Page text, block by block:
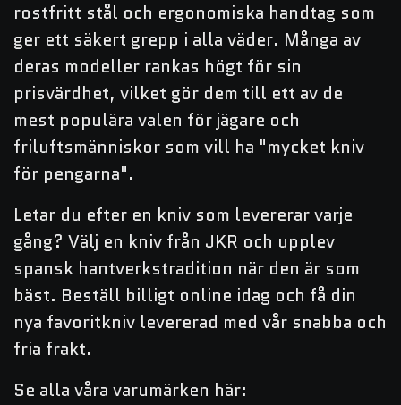
rostfritt stål och ergonomiska handtag som
ger ett säkert grepp i alla väder. Många av
deras modeller rankas högt för sin
prisvärdhet, vilket gör dem till ett av de
mest populära valen för jägare och
friluftsmänniskor som vill ha "mycket kniv
för pengarna".
Letar du efter en kniv som levererar varje
gång? Välj en kniv från JKR och upplev
spansk hantverkstradition när den är som
bäst. Beställ billigt online idag och få din
nya favoritkniv levererad med vår snabba och
fria frakt.
Se alla våra varumärken här: